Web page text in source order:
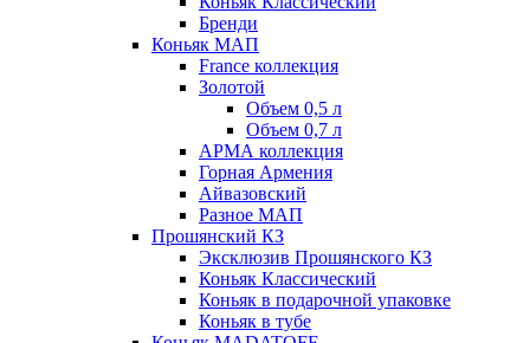
Бренди
Коньяк МАП
France коллекция
Золотой
Объем 0,5 л
Объем 0,7 л
АРМА коллекция
Горная Армения
Айвазовский
Разное МАП
Прошянский КЗ
Эксклюзив Прошянского КЗ
Коньяк Классический
Коньяк в подарочной упаковке
Коньяк в тубе